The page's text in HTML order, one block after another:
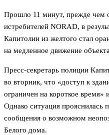
Прошло 11 минут, прежде чем
истребителей NORAD, в
Капитолии из желтого стал
на медленное движение
Пресс-секретарь полиции
во вторник, что «доступ к
ограничен на короткое время»
Однако ситуация прояснилась
сообщения о возможном
Белого дома.